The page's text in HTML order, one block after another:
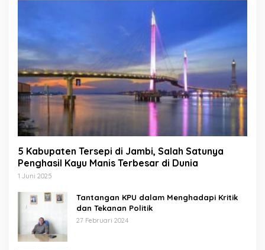
5 Kabupaten Tersepi di Jambi, Salah Satunya
Penghasil Kayu Manis Terbesar di Dunia
1 Juni 2025
Tantangan KPU dalam Menghadapi Kritik
dan Tekanan Politik
27 Februari 2024